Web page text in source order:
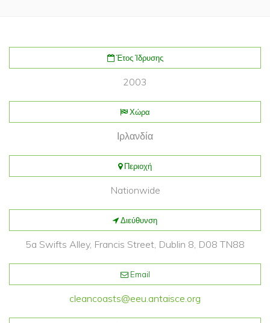
Έτος Ίδρυσης
2003
Χώρα
Ιρλανδία
Περιοχή
Nationwide
Διεύθυνση
5a Swifts Alley, Francis Street, Dublin 8, D08 TN88
Email
cleancoasts@eeu.antaisce.org